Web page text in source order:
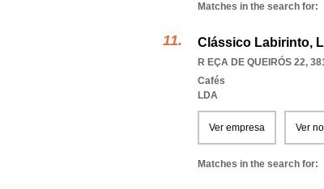
Matches in the search for:
Clássico Labirinto,
R EÇA DE QUEIRÓS 22,
Cafés
LDA
Ver empresa Ver
Matches in the search for: